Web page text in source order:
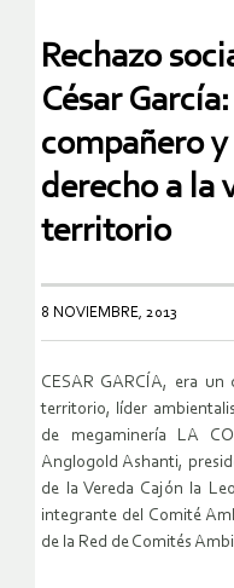
Rechazo
César
compañero
derecho a la
territorio
8 NOVIEMBRE, 2013
CESAR GARCÍA, era un
territorio, líder
de megaminería LA
Anglogold Ashanti,
de la Vereda Cajón la
integrante del Comité
de la Red de Comités